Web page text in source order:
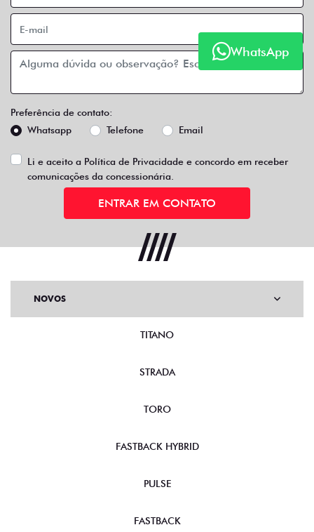
Preferência de contato:
Whatsapp
Telefone Email
Li e aceito a Política de Privacidade e concordo em receber
comunicações da concessionária.
ENTRAR EM CONTATO
WhatsApp
NOVOS
TITANO
STRADA
TORO
FASTBACK HYBRID
PULSE
FASTBACK